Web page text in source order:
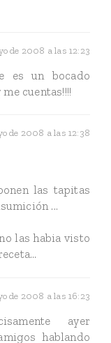
de 2008 a las 12:23
es un bocado
cuentas!!!!
de 2008 a las 12:38
las tapitas
...
las habia visto
de 2008 a las 16:23
ayer
hablando